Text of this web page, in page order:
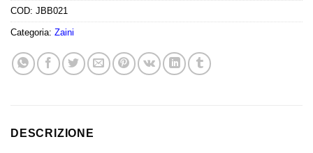
COD: JBB021
Categoria: Zaini
DESCRIZIONE